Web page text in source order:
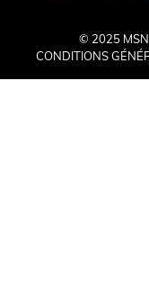
© 2025
CONDITIONS